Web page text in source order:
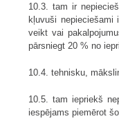
10.3. tam ir
kļuvuši
veikt vai
pārsniegt 20 % no
10.4. tehnisku,
10.5. tam iepriekš
iespējams piemērot